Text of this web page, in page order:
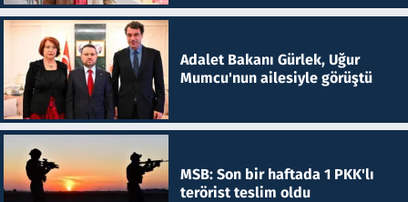
Adalet Bakanı Gürlek, Uğur
Mumcu'nun ailesiyle görüştü
MSB: Son bir haftada 1 PKK'lı
terörist teslim oldu